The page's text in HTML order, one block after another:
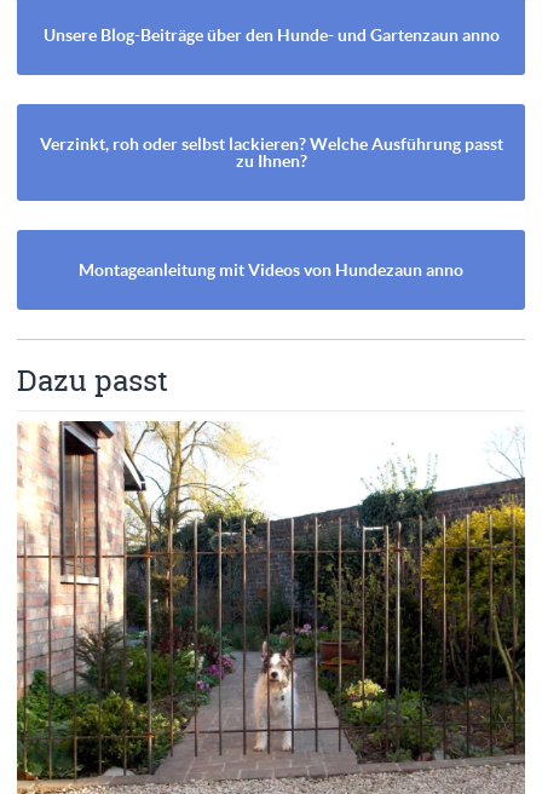
Unsere Blog-Beiträge über den Hunde- und Gartenzaun anno
Verzinkt, roh oder selbst lackieren? Welche Ausführung passt
zu Ihnen?
Montageanleitung mit Videos von Hundezaun anno
Dazu passt